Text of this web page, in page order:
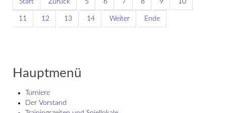
Start Zurück 5 6 7 8 9 10
11 12 13 14 Weiter Ende
Hauptmenü
Turniere
Der Vorstand